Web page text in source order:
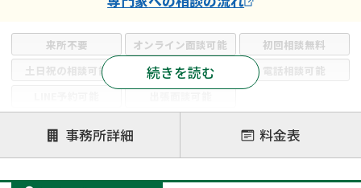
来所不要 オンライン面談可能
初回相談無料
土日祝の相談可能
19時以降電話可能
電話相談可能
注力案件
遺言書作成・遺言執行
相続放棄
相続登記
遺産分割
遺留分侵害額請求
相続税申告
続きを読む
事務所詳細 料金表